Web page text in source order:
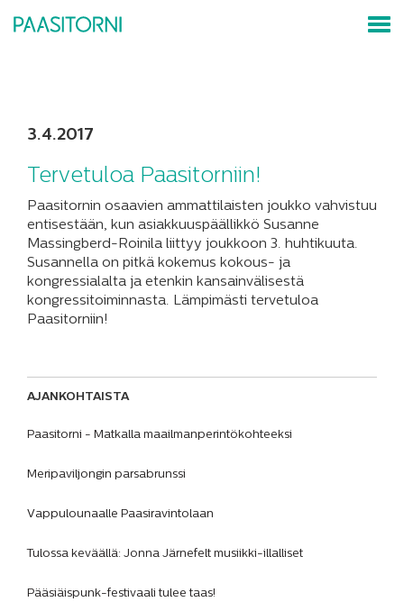
3.4.2017
Tervetuloa Paasitorniin!
Paasitornin osaavien ammattilaisten joukko vahvistuu
entisestään, kun asiakkuuspäällikkö Susanne
Massingberd-Roinila liittyy joukkoon 3. huhtikuuta.
Susannella on pitkä kokemus kokous- ja
kongressialalta ja etenkin kansainvälisestä
kongressitoiminnasta. Lämpimästi tervetuloa
Paasitorniin!
AJANKOHTAISTA
Paasitorni - Matkalla maailmanperintökohteeksi
Meripaviljongin parsabrunssi
Vappulounaalle Paasiravintolaan
Tulossa keväällä: Jonna Järnefelt musiikki-illalliset
Pääsiäispunk-festivaali tulee taas!